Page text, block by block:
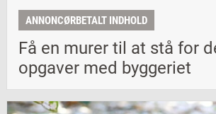
ANNONCØRBETALT INDHOLD
Få en murer til at stå for
opgaver med byggeriet